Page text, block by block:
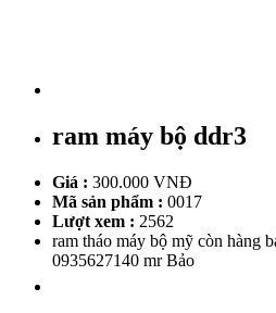
ram máy bộ ddr3
Giá : 300.000 VNĐ
Mã sản phẩm : 0017
Lượt xem : 2562
ram tháo máy bộ mỹ còn hàng
0935627140 mr Bảo